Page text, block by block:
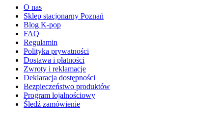
O nas
Sklep stacjonarny Poznań
Blog K-pop
FAQ
Regulamin
Polityka prywatności
Dostawa i płatności
Zwroty i reklamacje
Deklaracja dostępności
Bezpieczeństwo produktów
Program lojalnościowy
Śledź zamówienie